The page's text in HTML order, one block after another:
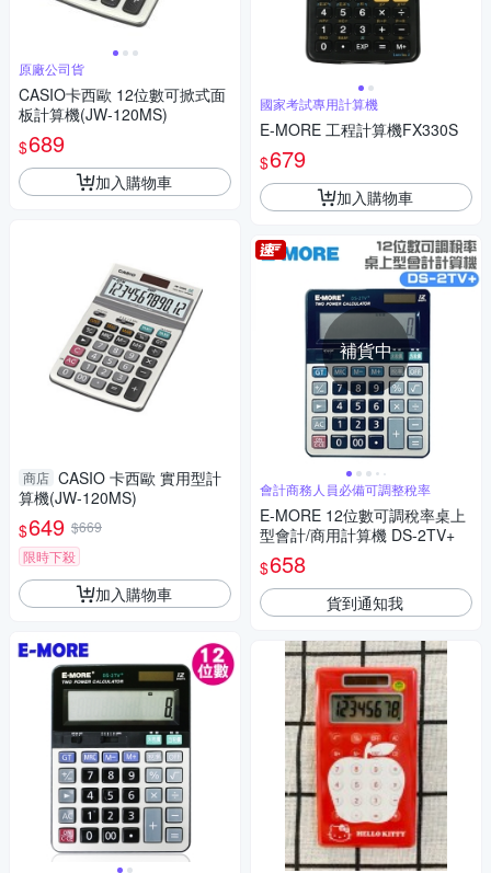
原廠公司貨
CASIO卡西歐 12位數可掀式面
板計算機(JW-120MS)
$689
加入購物車
商店 CASIO 卡西歐 實用型計
算機(JW-120MS)
$649 $669
限時下殺
加入購物車
國家考試專用計算機
E-MORE 工程計算機FX330S
$679
加入購物車
補貨中
會計商務人員必備可調整稅率
E-MORE 12位數可調稅率桌上
型會計/商用計算機 DS-2TV+
$658
貨到通知我